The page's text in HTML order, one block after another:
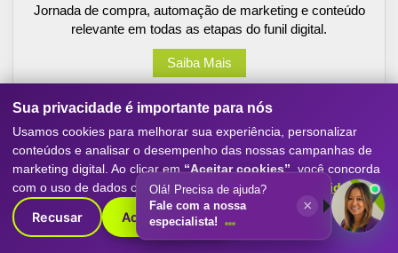
Jornada de compra, automação de marketing e conteúdo
relevante em todas as etapas do funil digital.
Saiba Mais
Sua privacidade é importante para nós
Usamos cookies para melhorar sua experiência, personalizar
conteúdos e analisar o desempenho das nossas campanhas de
marketing digital. Ao clicar em “Aceitar cookies” , você concorda
com o uso de dados conforme nossaPolítica de Privacidade.
Recusar Aceitar cookies
Olá! Precisa de ajuda?
Fale com a nossa
especialista!
×